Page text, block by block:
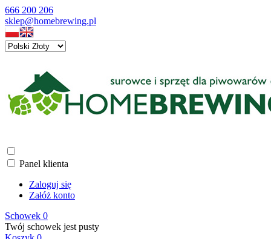
666 200 206
sklep@homebrewing.pl
Panel klienta
Zaloguj się
Załóż konto
Schowek 0
Twój schowek jest pusty